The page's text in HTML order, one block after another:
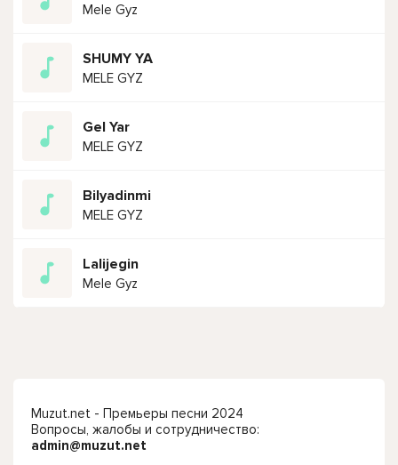
Mele Gyz
SHUMY YA
MELE GYZ
Gel Yar
MELE GYZ
Bilyadinmi
MELE GYZ
Lalijegin
Mele Gyz
Muzut.net - Премьеры песни 2024
Вопросы, жалобы и сотрудничество:
admin@muzut.net